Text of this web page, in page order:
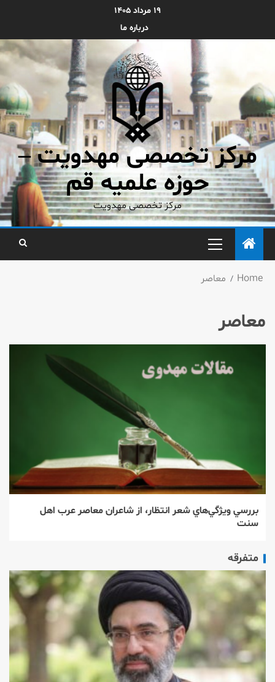
۱۹ مرداد ۱۴۰۵
درباره ما
مرکز تخصصی مهدویت –
حوزه علمیه قم
مرکز تخصصی مهدویت
Home معاصر
معاصر
بررسي ويژگي‌‌هاي شعر انتظار، از شاعران معاصر عرب اهل
سنت
متفرقه